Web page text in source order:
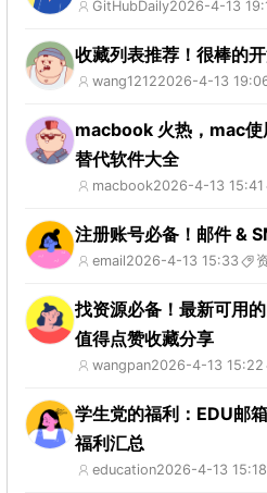
GitHubDaily2026-4-13
收藏列表推荐！很棒的
wang12122026-4-13
macbook 火热，mac
替代软件大全
macbook2026-4-13 15:41
注册账号必备！邮件 &
email2026-4-13 15:33
找资源必备！最新可用
值得点赞收藏分享
wangpan2026-4-13 15:22
学生党的福利：EDU邮
福利汇总
education2026-4-13 15:18